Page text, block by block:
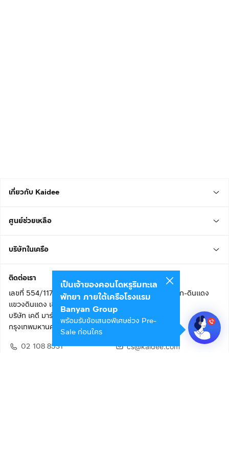
เกี่ยวกับ Kaidee
ศูนย์ช่วยเหลือ
บริษัทในเครือ
ติดต่อเรา
เลขที่ 554/117 อาคารสกายไนน์ เซ็นเตอร์ ชั้น 22 ถนนอโศก-ดินแดง
แขวงดินแดง เขตดินแดง
บริษัท เคดี มาร์เก็ตเพลส จำกัด (สำนักงานใหญ่)
กรุงเทพมหานคร 10400
02 108 8531
cs@kaidee.com
เป็นเจ้าของคอนโดหรูริมทะเล
พัทยา ภายใต้เครือโรงแรม
Banyan Group
พร้อมรับข้อเสนอพิเศษช่วง Pre-
Sale ก่อนใคร